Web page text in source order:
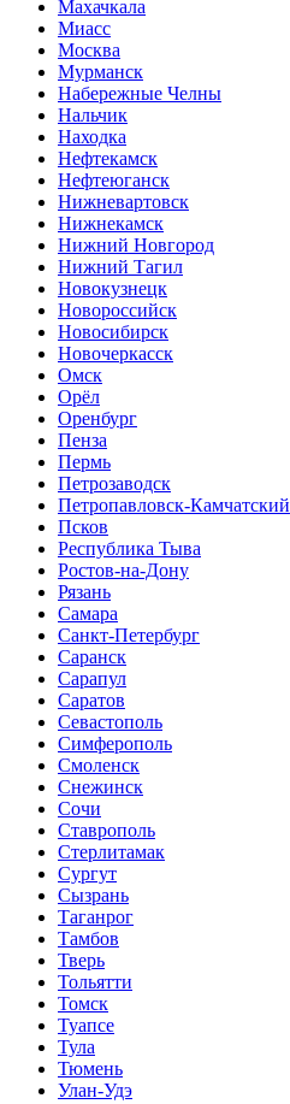
Махачкала
Миасс
Москва
Мурманск
Набережные Челны
Нальчик
Находка
Нефтекамск
Нефтеюганск
Нижневартовск
Нижнекамск
Нижний Новгород
Нижний Тагил
Новокузнецк
Новороссийск
Новосибирск
Новочеркасск
Омск
Орёл
Оренбург
Пенза
Пермь
Петрозаводск
Петропавловск-Камчатский
Псков
Республика Тыва
Ростов-на-Дону
Рязань
Самара
Санкт-Петербург
Саранск
Сарапул
Саратов
Севастополь
Симферополь
Смоленск
Снежинск
Сочи
Ставрополь
Стерлитамак
Сургут
Сызрань
Таганрог
Тамбов
Тверь
Тольятти
Томск
Туапсе
Тула
Тюмень
Улан-Удэ